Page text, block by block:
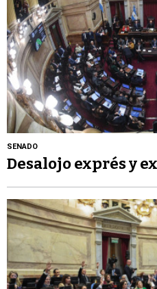
SENADO
Desalojo exprés y